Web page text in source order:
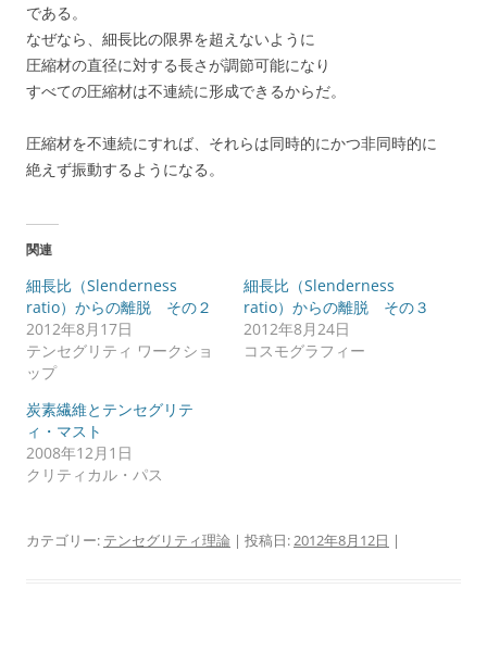
である。
なぜなら、細長比の限界を超えないように
圧縮材の直径に対する長さが調節可能になり
すべての圧縮材は不連続に形成できるからだ。
圧縮材を不連続にすれば、それらは同時的にかつ非同時的に
絶えず振動するようになる。
関連
細長比（Slenderness
ratio）からの離脱 その２
2012年8月17日
テンセグリティ ワークショ
ップ
細長比（Slenderness
ratio）からの離脱 その３
2012年8月24日
コスモグラフィー
炭素繊維とテンセグリテ
ィ・マスト
2008年12月1日
クリティカル・パス
カテゴリー: テンセグリティ理論 | 投稿日:2012年8月12日 |